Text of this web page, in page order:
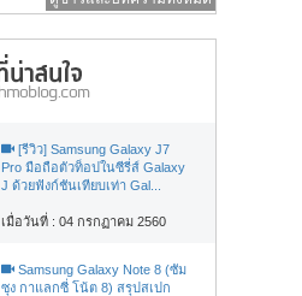
[รีวิว] Samsung Galaxy J7
Pro มือถือตัวท็อปในซีรี่ส์ Galaxy
J ด้วยฟังก์ชันเทียบเท่า Gal...
เมื่อวันที่ : 04 กรกฏาคม 2560
Samsung Galaxy Note 8 (ซัม
ซุง กาแลกซี่ โน้ต 8) สรุปสเปก